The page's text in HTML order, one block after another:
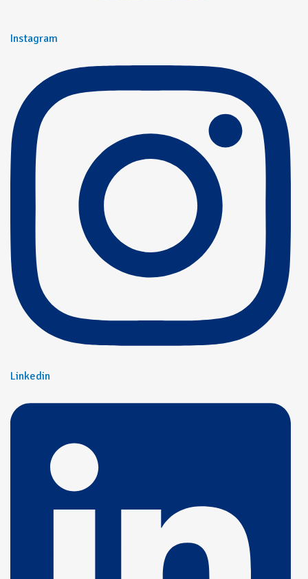
Instagram
Linkedin